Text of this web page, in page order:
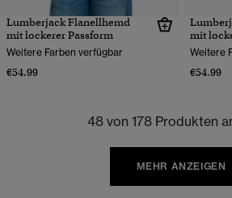
Lumberjack Flanellhemd
mit lockerer Passform
Weitere Farben verfügbar
€54.99
mit
Weitere
€54.99
48 von 178 Produkten
MEHR ANZEIGEN